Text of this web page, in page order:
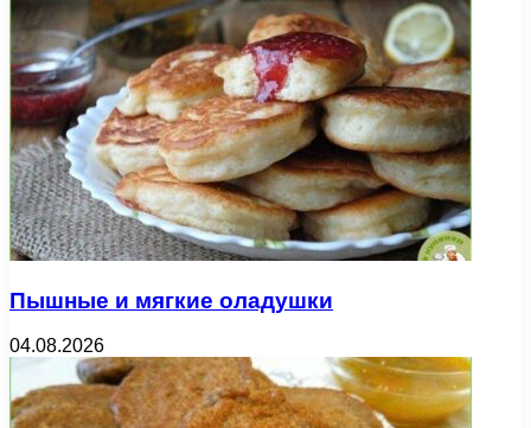
Пышные и мягкие оладушки
04.08.2026